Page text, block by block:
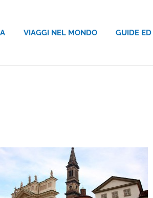
VIAGGI NEL MONDO GUIDE